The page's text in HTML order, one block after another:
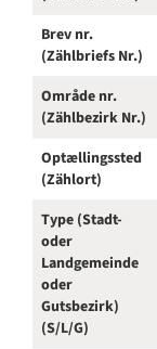
Brev nr.
(Zählbriefs Nr.)
Område nr.
(Zählbezirk Nr.)
Optællingssted
(Zählort)
Type (Stadt-
oder
Landgemeinde
oder
Gutsbezirk)
(S/L/G)